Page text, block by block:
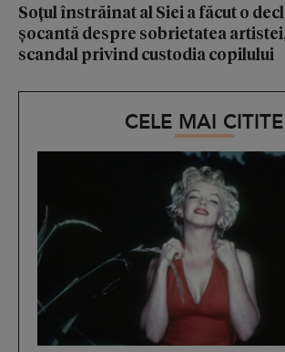
Soțul înstrăinat al Siei a făcut o
șocantă despre sobrietatea
scandal privind custodia copilului
CELE MAI CITITE